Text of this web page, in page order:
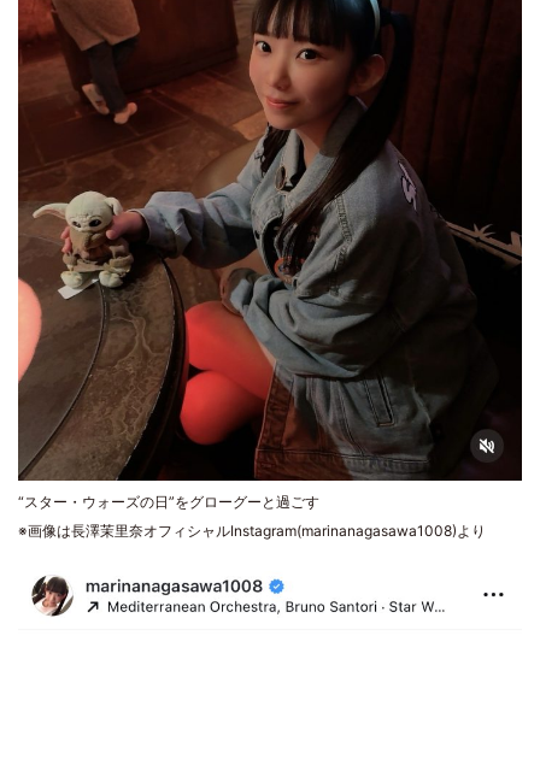
“スター・ウォーズの日”をグローグーと過ごす
※画像は長澤茉里奈オフィシャルInstagram(marinanagasawa1008)より